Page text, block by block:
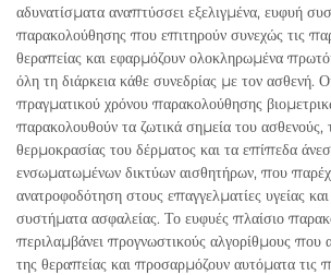
αδυνατίσματα αναπτύσσει εξελιγμένα, ευφυή
παρακολούθησης που επιτηρούν συνεχώς τις
θεραπείας και εφαρμόζουν ολοκληρωμένα
όλη τη διάρκεια κάθε συνεδρίας με τον ασθενή.
πραγματικού χρόνου παρακολούθησης
παρακολουθούν τα ζωτικά σημεία του ασθενούς,
θερμοκρασίας του δέρματος και τα επίπεδα
ενσωματωμένων δικτύων αισθητήρων, που
ανατροφοδότηση στους επαγγελματίες υγείας
συστήματα ασφαλείας. Το ευφυές πλαίσιο
περιλαμβάνει προγνωστικούς αλγορίθμους που
της θεραπείας και προσαρμόζουν αυτόματα τις